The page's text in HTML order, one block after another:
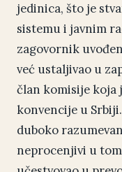
jedinica, što je
sistemu i javnim
zagovornik
već ustaljivao u
član komisije koja
konvencije u
duboko
neprocenjivi u